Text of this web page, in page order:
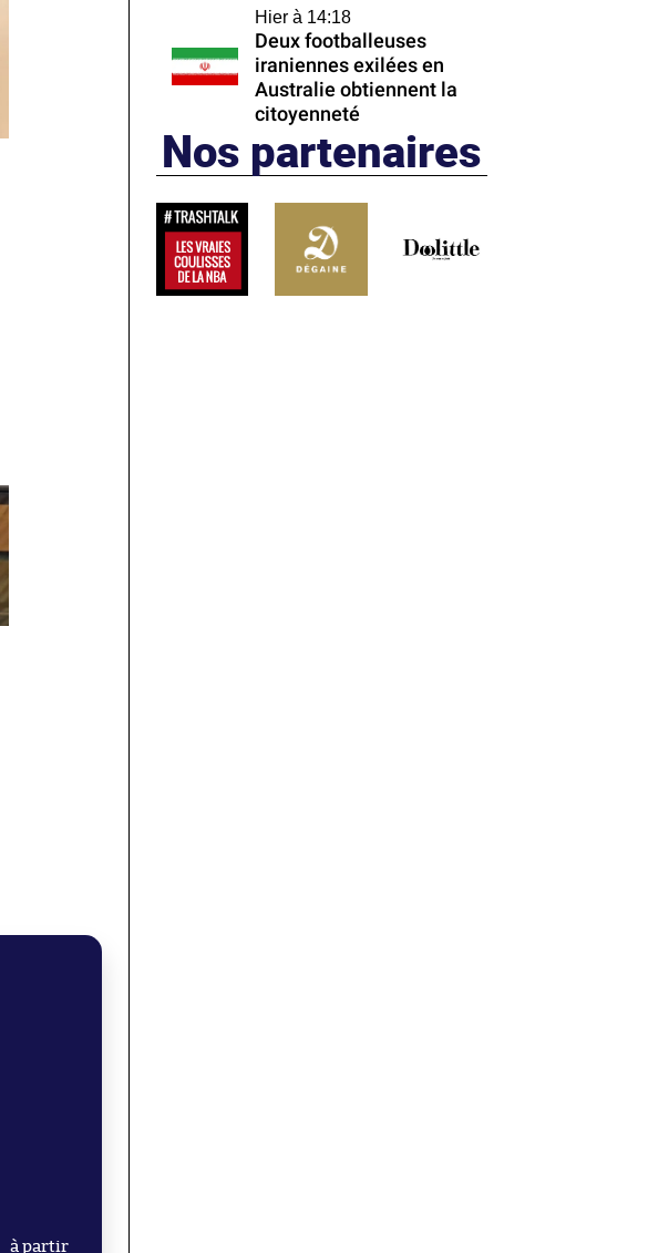
à partir
Hier à 14:18
Deux footballeuses
iraniennes exilées en
Australie obtiennent la
citoyenneté
Nos partenaires